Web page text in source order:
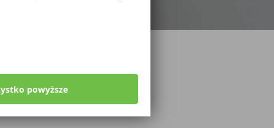
powyższe